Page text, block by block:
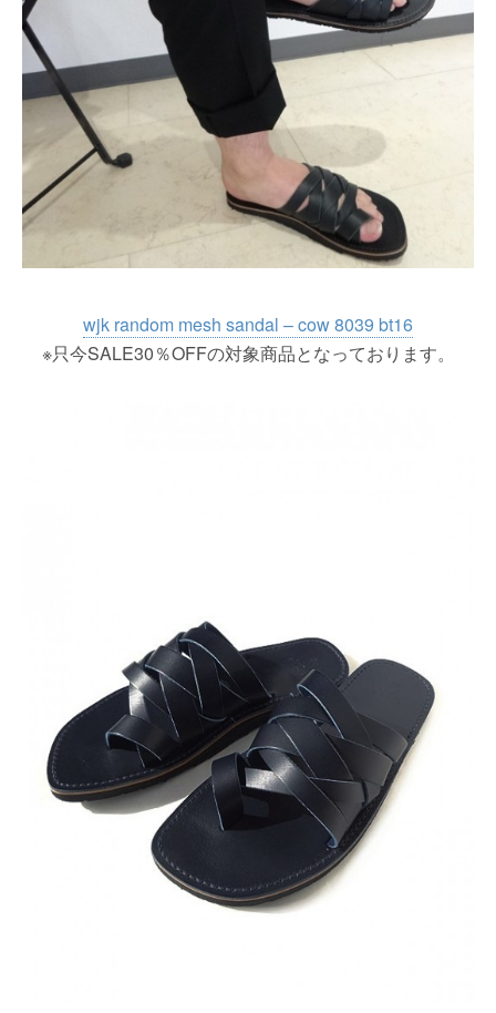
wjk random mesh sandal – cow 8039 bt16
※只今SALE30％OFFの対象商品となっております。